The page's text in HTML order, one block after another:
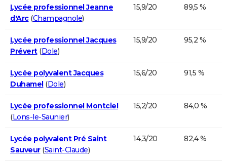
Lycée professionnel Jeanne
d'Arc(Champagnole)
15,9/20 89,5 %
Lycée professionnel Jacques
Prévert(Dole)
15,9/20 95,2 %
Lycée polyvalent Jacques
Duhamel(Dole)
15,6/20 91,5 %
Lycée professionnel Montciel
(Lons-le-Saunier)
15,2/20 84,0 %
Lycée polyvalent Pré Saint
Sauveur(Saint-Claude)
14,3/20 82,4 %